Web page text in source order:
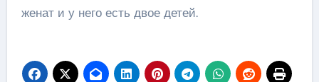
женат и у него есть двое детей.